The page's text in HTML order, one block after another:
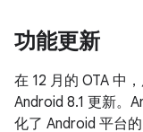
功能更新
在 12 月的 OTA 中
Android 8.1 更新。
化了 Android 平台的